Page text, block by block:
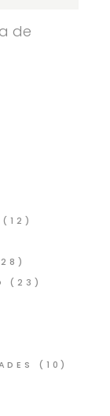
de
(12)
(23)
(10)